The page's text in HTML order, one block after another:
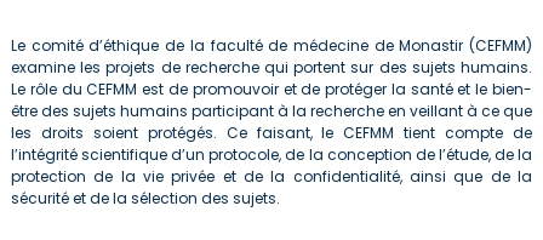
Le comité d’éthique de la faculté de médecine de Monastir (CEFMM)
examine les projets de recherche qui portent sur des sujets humains.
Le rôle du CEFMM est de promouvoir et de protéger la santé et le bien-
être des sujets humains participant à la recherche en veillant à ce que
les droits soient protégés. Ce faisant, le CEFMM tient compte de
l’intégrité scientifique d’un protocole, de la conception de l’étude, de la
protection de la vie privée et de la confidentialité, ainsi que de la
sécurité et de la sélection des sujets.